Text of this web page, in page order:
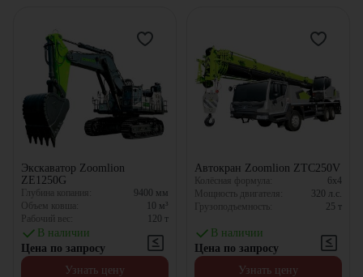
Экскаватор Zoomlion
ZE1250G
Глубина копания: 9400 мм
Объем ковша:
10 м³
Рабочий вес:
120 т
В наличии
Цена по запросу
Узнать цену
Автокран Zoomlion ZTC250V
Колёсная формула:
6x4
Мощность двигателя:
320 л.с.
Грузоподъемность:
25 т
В наличии
Цена по запросу
Узнать цену